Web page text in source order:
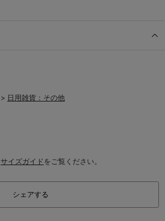
> 日用雑貨：その他
サイズガイドをご覧ください。
シェアする